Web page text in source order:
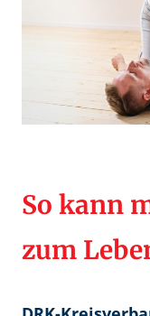
So kann
zum